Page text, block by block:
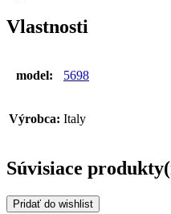
Vlastnosti
model: 5698
Výrobca: Italy
Súvisiace
Pridať do wishlist